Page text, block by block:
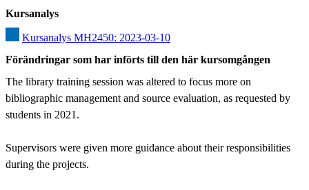
Kursanalys
Kursanalys MH2450: 2023-03-10
Förändringar som har införts till den här kursomgången
The library training session was altered to focus more on
bibliographic management and source evaluation, as requested by
students in 2021.
Supervisors were given more guidance about their responsibilities
during the projects.